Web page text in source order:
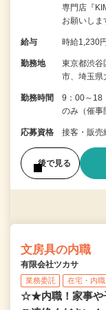
専門店『
お願いし
給与 時給1,230
勤務地
東京都渋谷
市、埼玉県
勤務時間
9：00～
のみ（催事
応募資格 接客・販売
後で見る
文房具の内職
有限会社ツカサ
業務委託 在宅・内職
☆★内職！家事や